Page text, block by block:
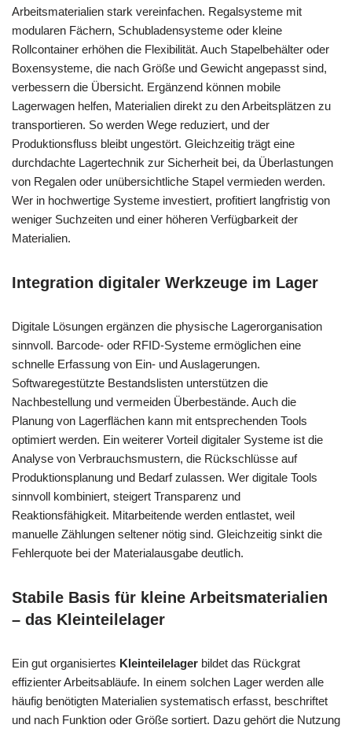
Arbeitsmaterialien stark vereinfachen. Regalsysteme mit
modularen Fächern, Schubladensysteme oder kleine
Rollcontainer erhöhen die Flexibilität. Auch Stapelbehälter oder
Boxensysteme, die nach Größe und Gewicht angepasst sind,
verbessern die Übersicht. Ergänzend können mobile
Lagerwagen helfen, Materialien direkt zu den Arbeitsplätzen zu
transportieren. So werden Wege reduziert, und der
Produktionsfluss bleibt ungestört. Gleichzeitig trägt eine
durchdachte Lagertechnik zur Sicherheit bei, da Überlastungen
von Regalen oder unübersichtliche Stapel vermieden werden.
Wer in hochwertige Systeme investiert, profitiert langfristig von
weniger Suchzeiten und einer höheren Verfügbarkeit der
Materialien.
Integration digitaler Werkzeuge im Lager
Digitale Lösungen ergänzen die physische Lagerorganisation
sinnvoll. Barcode- oder RFID-Systeme ermöglichen eine
schnelle Erfassung von Ein- und Auslagerungen.
Softwaregestützte Bestandslisten unterstützen die
Nachbestellung und vermeiden Überbestände. Auch die
Planung von Lagerflächen kann mit entsprechenden Tools
optimiert werden. Ein weiterer Vorteil digitaler Systeme ist die
Analyse von Verbrauchsmustern, die Rückschlüsse auf
Produktionsplanung und Bedarf zulassen. Wer digitale Tools
sinnvoll kombiniert, steigert Transparenz und
Reaktionsfähigkeit. Mitarbeitende werden entlastet, weil
manuelle Zählungen seltener nötig sind. Gleichzeitig sinkt die
Fehlerquote bei der Materialausgabe deutlich.
Stabile Basis für kleine Arbeitsmaterialien
– das Kleinteilelager
Ein gut organisiertes Kleinteilelager bildet das Rückgrat
effizienter Arbeitsabläufe. In einem solchen Lager werden alle
häufig benötigten Materialien systematisch erfasst, beschriftet
und nach Funktion oder Größe sortiert. Dazu gehört die Nutzung